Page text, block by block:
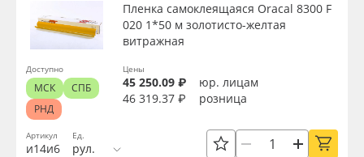
Артикул
и14и6
Пленка самоклеящаяся Oracal 8300 F
020 1*50 м золотисто-желтая
витражная
Ед.
рул.
Цены
45 250.09 ₽
юр. лицам
46 319.37 ₽
розница
Доступно
МСК
СПБ
РНД